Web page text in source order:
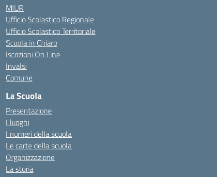
MIUR
Ufficio Scolastico Regionale
Ufficio Scolastico Territoriale
Scuola in Chiaro
Iscrizioni On Line
Invalsi
Comune
La Scuola
Presentazione
I luoghi
I numeri della scuola
Le carte della scuola
Organizzazione
La storia